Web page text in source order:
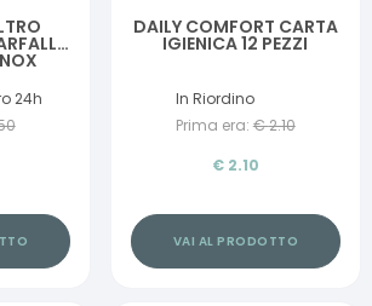
24h
DAILY COMFORT CARTA
IGIENICA 12 PEZZI
In Riordino
Prima era: €2.10
€ 2.10
VAI AL PRODOTTO